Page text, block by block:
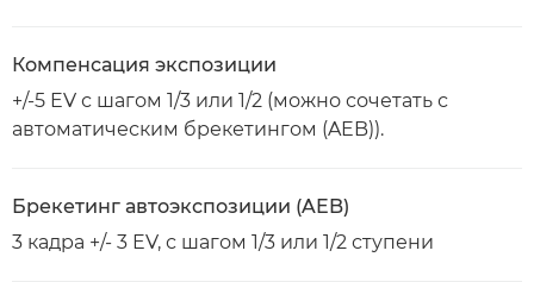
Компенсация экспозиции
+/-5 EV с шагом 1/3 или 1/2 (можно сочетать с
автоматическим брекетингом (AEB)).
Брекетинг автоэкспозиции (AEB)
3 кадра +/- 3 EV, с шагом 1/3 или 1/2 ступени